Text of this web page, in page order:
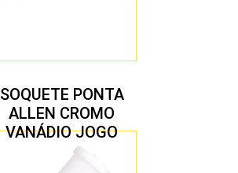
SOQUETE PONTA
ALLEN CROMO
VANÁDIO JOGO
COM 10 PEÇAS